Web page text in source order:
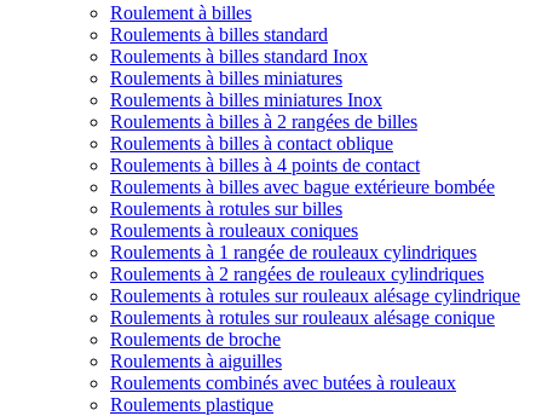
Roulement à billes
Roulements à billes standard
Roulements à billes standard Inox
Roulements à billes miniatures
Roulements à billes miniatures Inox
Roulements à billes à 2 rangées de billes
Roulements à billes à contact oblique
Roulements à billes à 4 points de contact
Roulements à billes avec bague extérieure bombée
Roulements à rotules sur billes
Roulements à rouleaux coniques
Roulements à 1 rangée de rouleaux cylindriques
Roulements à 2 rangées de rouleaux cylindriques
Roulements à rotules sur rouleaux alésage cylindrique
Roulements à rotules sur rouleaux alésage conique
Roulements de broche
Roulements à aiguilles
Roulements combinés avec butées à rouleaux
Roulements plastique